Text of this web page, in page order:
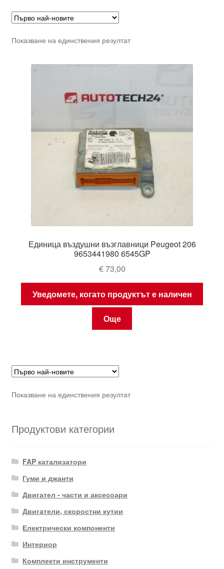
Показване на единствения резултат
Единица въздушни възглавници Peugeot 206
9653441980 6545GP
€73,00
Уведомете, когато продуктът е наличен
Още
Показване на единствения резултат
Продуктови категории
FAP катализатори
Гуми и джанти
Двигател - части и аксесоари
Двигатели, скоростни кутии
Електрически компоненти
Интериор
Комплекти инструменти